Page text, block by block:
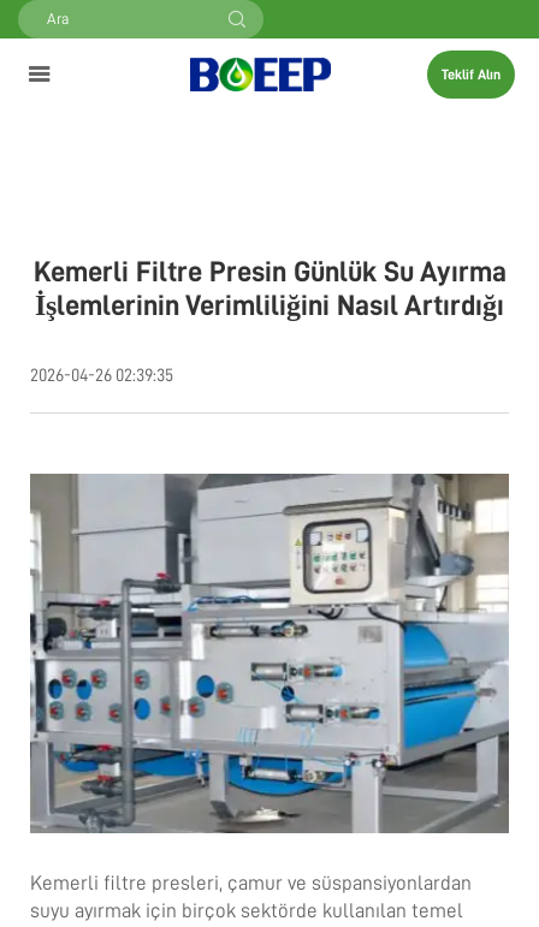
Teklif Alın
Kemerli Filtre Presin Günlük Su Ayırma
İşlemlerinin Verimliliğini Nasıl Artırdığı
2026-04-26 02:39:35
Kemerli filtre presleri, çamur ve süspansiyonlardan
suyu ayırmak için birçok sektörde kullanılan temel